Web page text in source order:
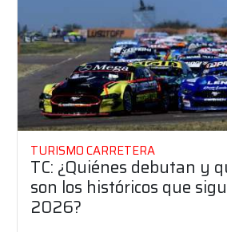
TURISMO CARRETERA
TC: ¿Quiénes debutan y
son los históricos que
2026?